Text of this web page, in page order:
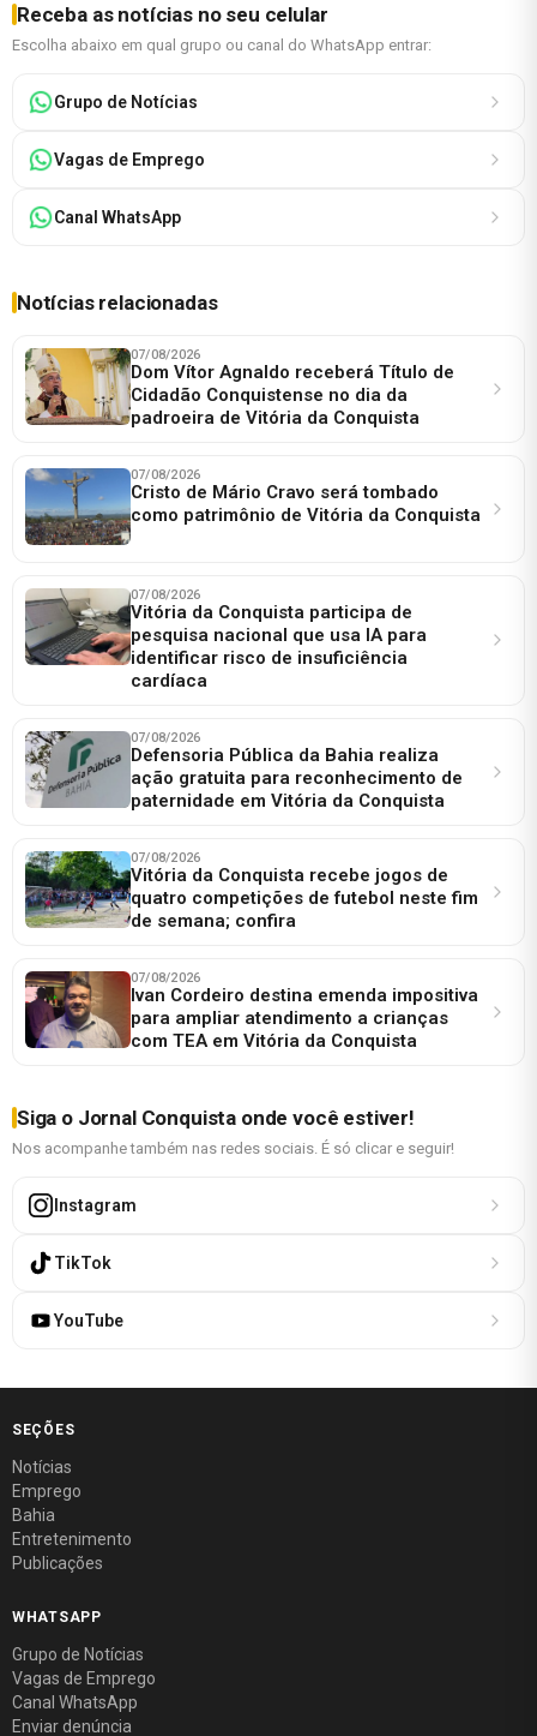
Receba as notícias no seu celular
Escolha abaixo em qual grupo ou canal do WhatsApp entrar:
Grupo de Notícias
Vagas de Emprego
Canal WhatsApp
Notícias relacionadas
07/08/2026
Dom Vítor Agnaldo receberá Título de
Cidadão Conquistense no dia da
padroeira de Vitória da Conquista
07/08/2026
Cristo de Mário Cravo será tombado
como patrimônio de Vitória da Conquista
07/08/2026
Vitória da Conquista participa de
pesquisa nacional que usa IA para
identificar risco de insuficiência
cardíaca
07/08/2026
Defensoria Pública da Bahia realiza
ação gratuita para reconhecimento de
paternidade em Vitória da Conquista
07/08/2026
Vitória da Conquista recebe jogos de
quatro competições de futebol neste fim
de semana; confira
07/08/2026
Ivan Cordeiro destina emenda impositiva
para ampliar atendimento a crianças
com TEA em Vitória da Conquista
Siga o Jornal Conquista onde você estiver!
Nos acompanhe também nas redes sociais. É só clicar e seguir!
Instagram
TikTok
YouTube
SEÇÕES
Notícias
Emprego
Bahia
Entretenimento
Publicações
WHATSAPP
Grupo de Notícias
Vagas de Emprego
Canal WhatsApp
Enviar denúncia